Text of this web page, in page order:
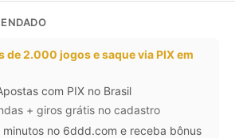
2.000 jogos e saque via PIX em
com PIX no Brasil
+ giros grátis no cadastro
minutos no 6ddd.com e receba bônus